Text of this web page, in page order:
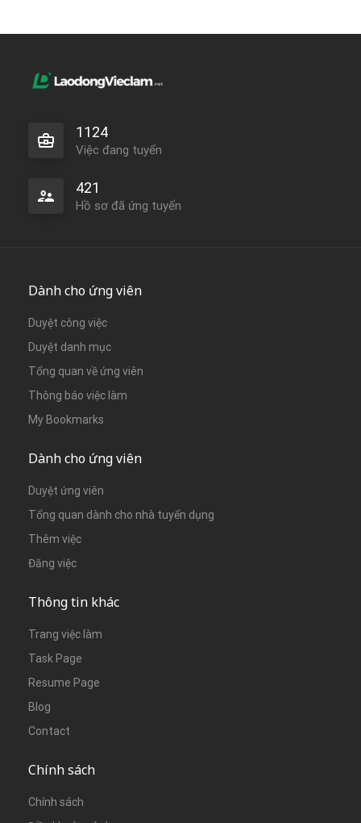
1124
Việc đang tuyển
421
Hồ sơ đã ứng tuyển
Dành cho ứng viên
Duyệt công việc
Duyệt danh mục
Tổng quan về ứng viên
Thông báo việc làm
My Bookmarks
Dành cho ứng viên
Duyệt ứng viên
Tổng quan dành cho nhà tuyển dụng
Thêm việc
Đăng việc
Thông tin khác
Trang việc làm
Task Page
Resume Page
Blog
Contact
Chính sách
Chính sách